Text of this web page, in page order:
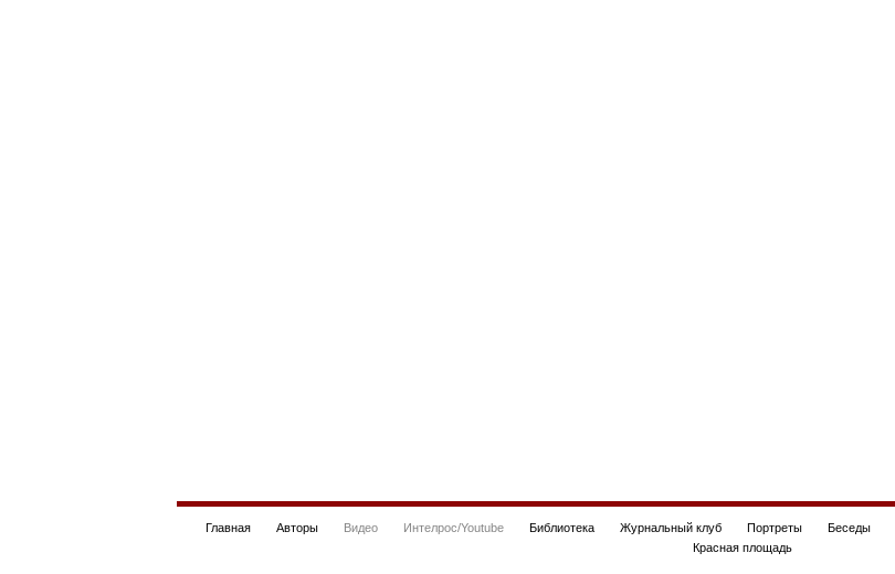
Главная Авторы Видео Интелрос/Youtube Библиотека Журнальный клуб Портреты Беседы
Красная площадь